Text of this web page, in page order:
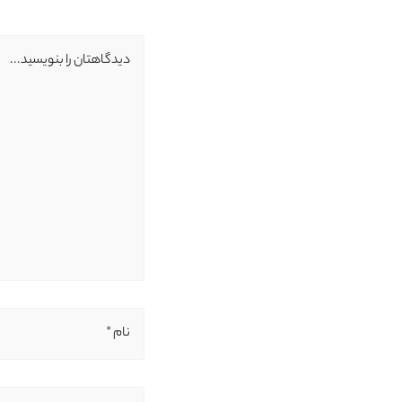
دیدگاهتان را بنویسید...
نام *